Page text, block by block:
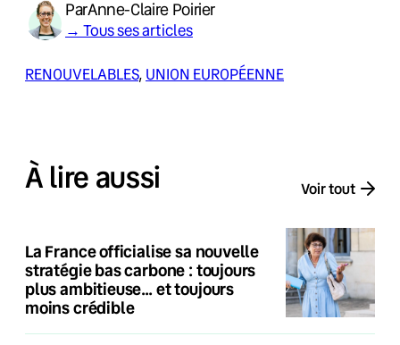
ParAnne-Claire Poirier
→ Tous ses articles
RENOUVELABLES, UNION EUROPÉENNE
À lire aussi Voir tout
La France officialise sa nouvelle
stratégie bas carbone : toujours
plus ambitieuse… et toujours
moins crédible